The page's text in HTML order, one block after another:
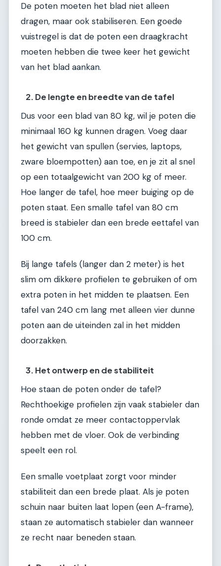
De poten moeten het blad niet alleen
dragen, maar ook stabiliseren. Een goede
vuistregel is dat de poten een draagkracht
moeten hebben die twee keer het gewicht
van het blad aankan.
2. De lengte en breedte van de tafel
Dus voor een blad van 80 kg, wil je poten die
minimaal 160 kg kunnen dragen. Voeg daar
het gewicht van spullen (servies, laptops,
zware bloempotten) aan toe, en je zit al snel
op een totaalgewicht van 200 kg of meer.
Hoe langer de tafel, hoe meer buiging op de
poten staat. Een smalle tafel van 80 cm
breed is stabieler dan een brede eettafel van
100 cm.
Bij lange tafels (langer dan 2 meter) is het
slim om dikkere profielen te gebruiken of om
extra poten in het midden te plaatsen. Een
tafel van 240 cm lang met alleen vier dunne
poten aan de uiteinden zal in het midden
doorzakken.
3. Het ontwerp en de stabiliteit
Hoe staan de poten onder de tafel?
Rechthoekige profielen zijn vaak stabieler dan
ronde omdat ze meer contactoppervlak
hebben met de vloer. Ook de verbinding
speelt een rol.
Een smalle voetplaat zorgt voor minder
stabiliteit dan een brede plaat. Als je poten
schuin naar buiten laat lopen (een A-frame),
staan ze automatisch stabieler dan wanneer
ze recht naar beneden staan.